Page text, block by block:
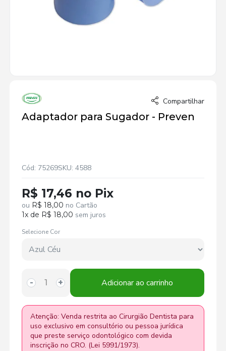
Compartilhar
Adaptador para Sugador - Preven
Cód: 75269SKU: 4588
R$ 17,46 no Pix
ou R$ 18,00 no Cartão
1x de R$ 18,00 sem juros
Selecione Cor
- + Adicionar ao carrinho
Atenção: Venda restrita ao Cirurgião Dentista para
uso exclusivo em consultório ou pessoa jurídica
que preste serviço odontológico com devida
inscrição no CRO. (Lei 5991/1973).